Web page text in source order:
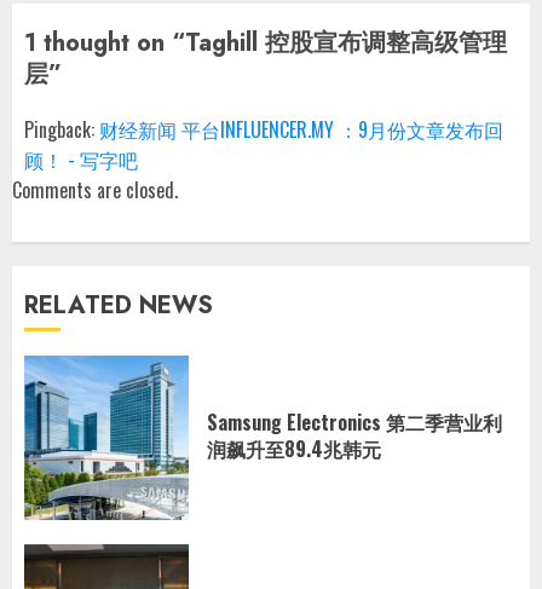
1 thought on “Taghill 控股宣布调整高级管理
层”
Pingback: 财经新闻 平台INFLUENCER.MY ：9月份文章发布回
顾！ - 写字吧
Comments are closed.
RELATED NEWS
Samsung Electronics 第二季营业利
润飙升至89.4兆韩元